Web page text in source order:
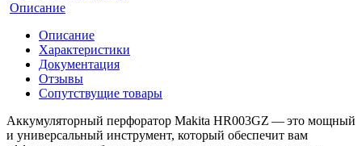
Описание
Описание
Характеристики
Документация
Отзывы
Сопутствущие товары
Аккумуляторный перфоратор Makita HR003GZ — это мощный
и универсальный инструмент, который обеспечит вам